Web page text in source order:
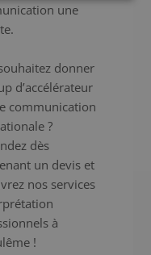
une
donner
d’accélérateur
communication
?
dès
un devis et
nos services
à
!